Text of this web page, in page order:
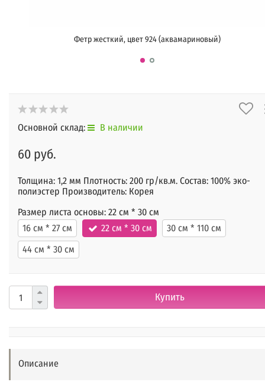
Фетр жесткий, цвет 924 (аквамариновый)
Основной склад: В наличии
60 руб.
Толщина: 1,2 мм Плотность: 200 гр/кв.м. Состав: 100% эко-
полиэстер Производитель: Корея
Размер листа основы: 22 см * 30 см
16 см * 27 см
22 см * 30 см
30 см * 110 см
44 см * 30 см
Купить
Описание